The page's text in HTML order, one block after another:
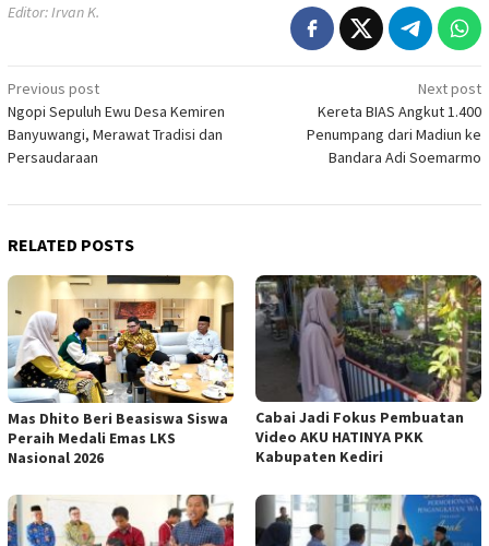
Editor: Irvan K.
Post
navigation
Previous post
Ngopi Sepuluh Ewu Desa Kemiren
Banyuwangi, Merawat Tradisi dan
Persaudaraan
Next post
Kereta BIAS Angkut 1.400
Penumpang dari Madiun ke
Bandara Adi Soemarmo
RELATED POSTS
Mas Dhito Beri Beasiswa Siswa
Peraih Medali Emas LKS
Nasional 2026
Cabai Jadi Fokus Pembuatan
Video AKU HATINYA PKK
Kabupaten Kediri